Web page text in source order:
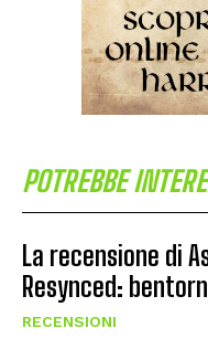
POTREBBE
La recensione di
Resynced:
RECENSIONI